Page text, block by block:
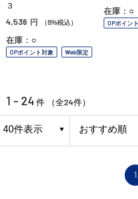
３
4,536 円 （8%税込）
在庫：○
OPポイント対象 Web限定
在庫：○
OPポイン
1 - 24 件 （全24件）
1